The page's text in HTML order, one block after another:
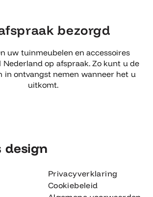
bezorgd
uw tuinmeubelen en accessoires
Nederland op afspraak. Zo kunt u de
in ontvangst nemen wanneer het u
uitkomt.
design​
Privacyverklaring
Cookiebeleid